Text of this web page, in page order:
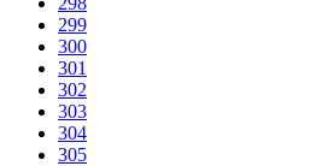
299
300
301
302
303
304
305